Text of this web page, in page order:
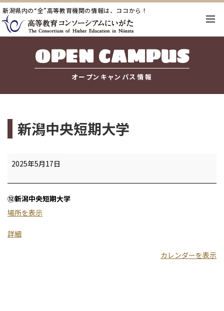
新潟県内の“全”高等教育機関の情報は、ココから！
OPEN CAMPUS
オープンキャンパス情報
新潟中央短期大学
新
央
短
期
2025年5月17日
⑫新潟中央短期大学
場所を表示
詳細
カレンダーを表示